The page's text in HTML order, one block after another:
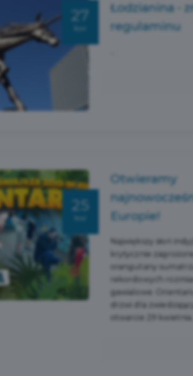
27
Łodzianina -
regulaminu
25
Otwieramy
Europie!
Największy słoń
krytycznie
orangutany
rekordowych
gawialowe.
drzwi dla
otwarcie 29 kwietnia....